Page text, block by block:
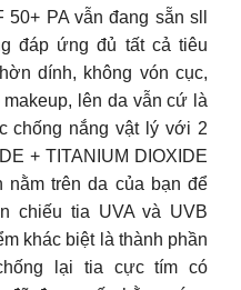
PA vẫn đang sẵn sll
đáp ứng đủ tất cả tiêu
dính, không vón cục,
lên da vẫn cứ là
chống nắng vật lý với 2
+ TITANIUM DIOXIDE
nằm trên da của bạn để
chiếu tia UVA và UVB
khác biệt là thành phần
lại tia cực tím có